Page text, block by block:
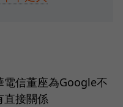
電信董座為Google不
直接關係